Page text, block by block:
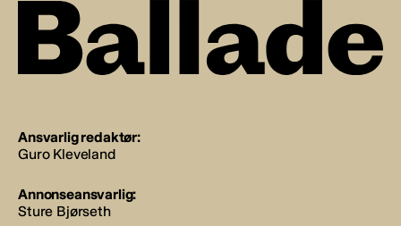
Ansvarlig redaktør:
Guro Kleveland
Annonseansvarlig:
Sture Bjørseth